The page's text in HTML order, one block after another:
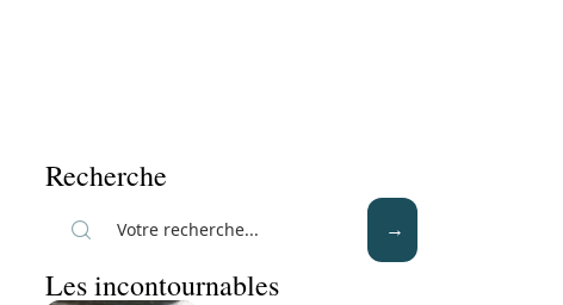
Recherche
Les incontournables